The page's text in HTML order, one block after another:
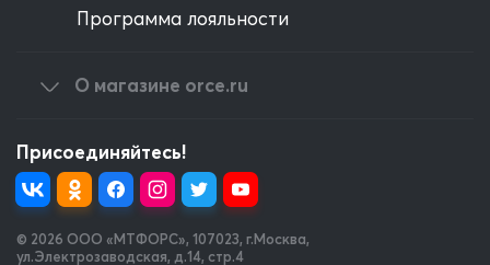
Программа лояльности
О магазине orce.ru
Присоединяйтесь!
© 2026 OOO «МТФОРС», 107023, г.Москва,
ул.Электрозаводская, д.14, стр.4